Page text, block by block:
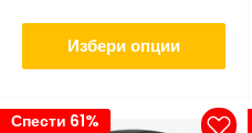
Избери опции
Спести 61%